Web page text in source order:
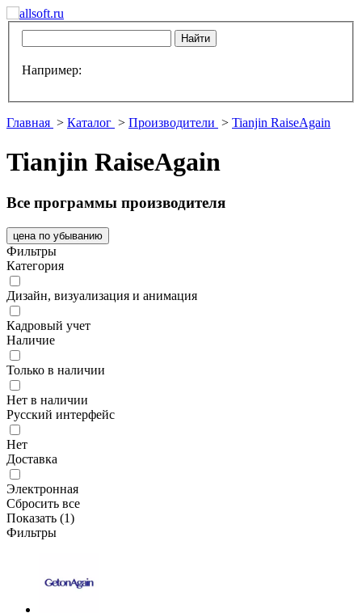
Например:
Главная > Каталог > Производители > Tianjin RaiseAgain
Tianjin RaiseAgain
Все программы производителя
цена по убыванию
Фильтры
Категория
Дизайн, визуализация и анимация
Кадровый учет
Наличие
Только в наличии
Нет в наличии
Русский интерфейс
Нет
Доставка
Электронная
Сбросить все
Показать (1)
Фильтры